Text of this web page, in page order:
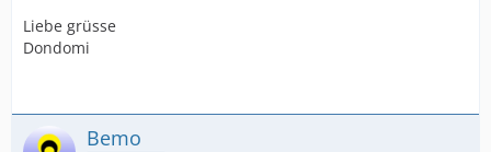
Liebe grüsse
Dondomi
Bemo